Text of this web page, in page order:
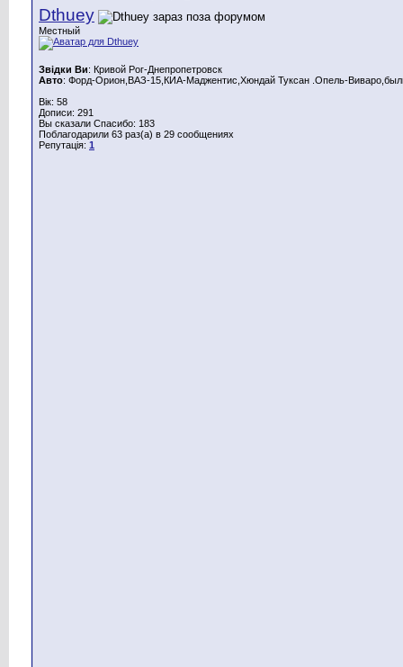
Dthuey
Местный
Звідки Ви: Кривой Рог-Днепропетровск
Авто: Форд-Орион,ВАЗ-15,КИА-Маджентис,Хюндай Туксан .Опель-
Вік: 58
Дописи: 291
Вы сказали Спасибо: 183
Поблагодарили 63 раз(а) в 29 сообщениях
Репутація: 1